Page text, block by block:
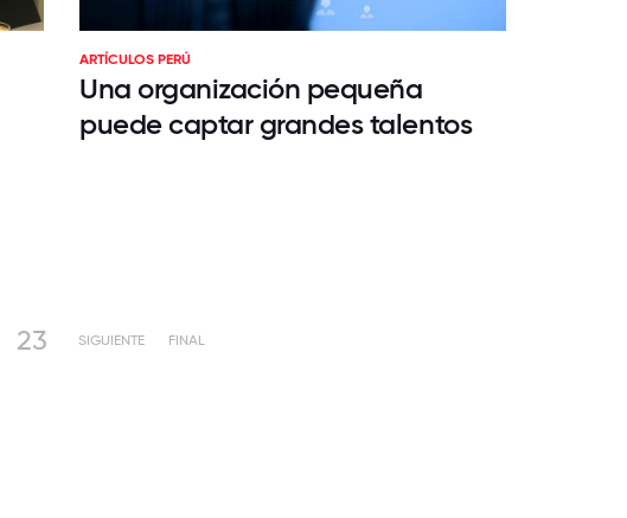
ARTÍCULOS PERÚ
Una organización pequeña
puede captar grandes talentos
23 SIGUIENTE FINAL